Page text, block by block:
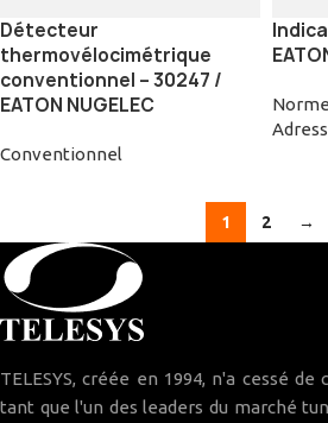
Détecteur
thermovélocimétrique
conventionnel – 30247 /
EATON NUGELEC
Conventionnel
1 2 →
TELESYS, créée en 1994, n'a cessé
tant que l'un des leaders du marché